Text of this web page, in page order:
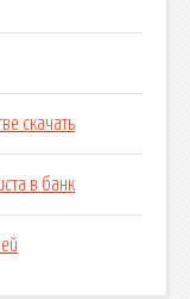
скачать
в банк